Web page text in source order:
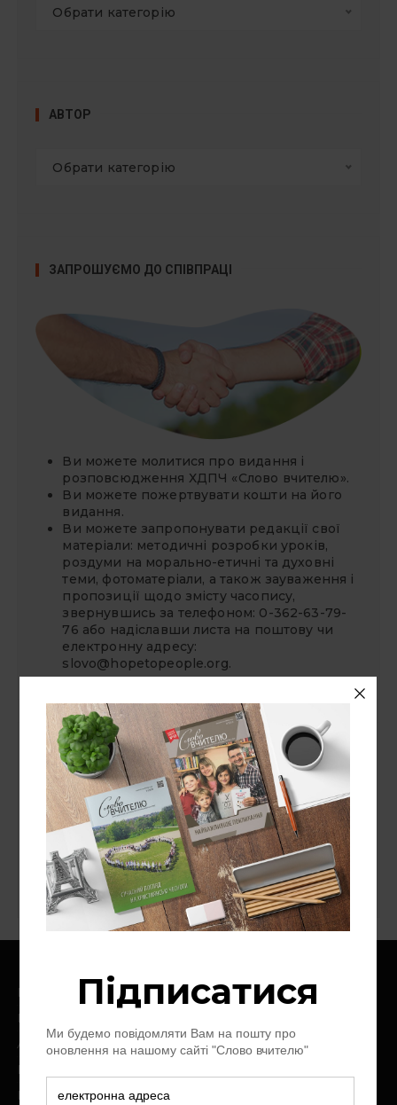
Обрати категорію
АВТОР
Обрати категорію
ЗАПРОШУЄМО ДО СПІВПРАЦІ
Ви можете молитися про видання і
розповсюдження ХДПЧ «Слово вчителю».
Ви можете пожертвувати кошти на його
видання.
Ви можете запропонувати редакції свої
матеріали: методичні розробки уроків,
роздуми на морально-етичні та духовні
теми, фотоматеріали, а також зауваження і
пропозиції щодо змісту часопису,
звернувшись за телефоном: 0-362-63-79-
76 або надіславши листа на поштову чи
електронну адресу:
slovo@hopetopeople.org.
СУВІЙ БЛОҐІВ
«Надія — людям»
Національний університет "Острозька
академія"
Ноїв Ковчег
Слово про слово
Цінності
Головна
Про нас
Архів журналу
Контакт
Пожертви